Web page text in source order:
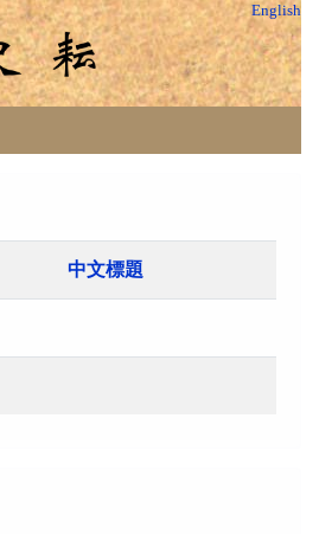
English
中文標題